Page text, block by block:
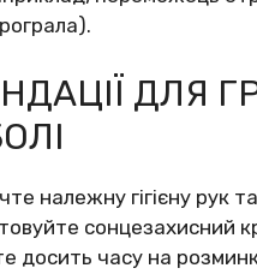
ДЛЯ
належну гігієну рук
сонцезахисний
досить часу на